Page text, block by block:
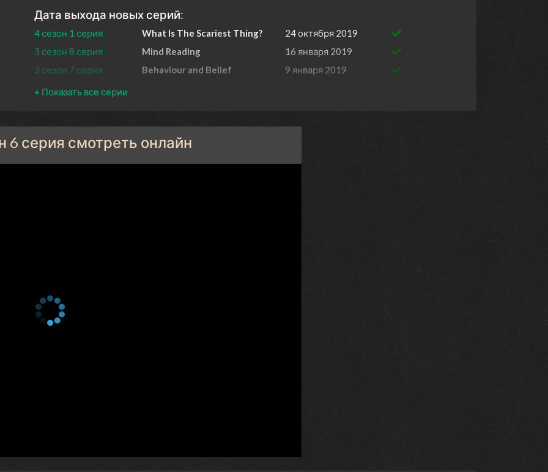
Дата выхода новых серий:
4 сезон 1 серия What Is The Scariest Thing?
24 октября 2019
3 сезон 8 серия
Mind Reading
16 января 2019
3 сезон 7 серия
Behaviour and Belief
9 января 2019
3 сезон 6 серия
3 сезон 4 серия
The Stanford Prison Experiment 19 декабря 2018
3 сезон 3 серия
The Stilwell Brain
3 сезон 2 серия
Moral Licensing
5 декабря 2018
27 декабря 2017
2 сезон 4 серия
2 сезон 3 серия
8 февраля 2017
6 серия смотреть онлайн